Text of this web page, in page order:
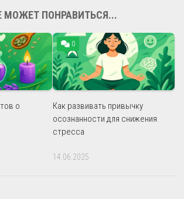
МОЖЕТ ПОНРАВИТЬСЯ...
о
0
Как развивать привычку
осознанности для снижения
стресса
14.06.2025